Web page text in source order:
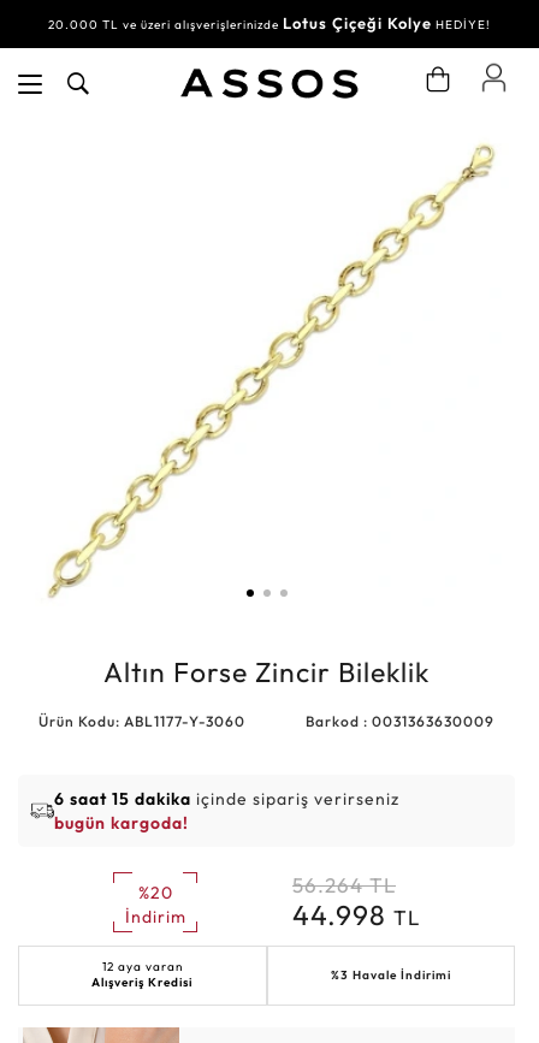
20.000 TL ve üzeri alışverişlerinizde Lotus Çiçeği Kolye HEDİYE!
Altın Forse Zincir Bileklik
Ürün Kodu: ABL1177-Y-3060 Barkod : 0031363630009
6 saat 15 dakika içinde sipariş verirseniz
bugün kargoda!
%20
İndirim
56.264 TL
44.998 TL
12 aya varan
Alışveriş Kredisi
%3 Havale İndirimi